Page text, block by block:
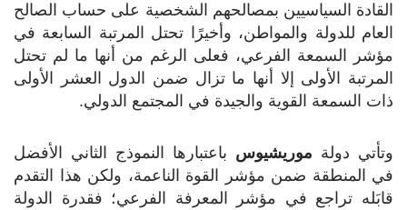
القادة السياسيين بمصالحهم الشخصية على حساب الصالح
العام للدولة والمواطن، وأخيرًا تحتل المرتبة السابعة في
مؤشر السمعة الفرعي، فعلى الرغم من أنها ما لم تحتل
المرتبة الأولى إلا أنها ما تزال ضمن الدول العشر الأولى
ذات السمعة القوية والجيدة في المجتمع الدولي.
وتأتي دولة موريشيوس باعتبارها النموذج الثاني الأفضل
في المنطقة ضمن مؤشر القوة الناعمة، ولكن هذا التقدم
قابَله تراجع في مؤشر المعرفة الفرعي؛ فقدرة الدولة